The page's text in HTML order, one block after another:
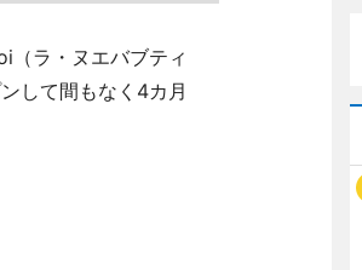
ラ・ヌエバブティ
して間もなく4カ月